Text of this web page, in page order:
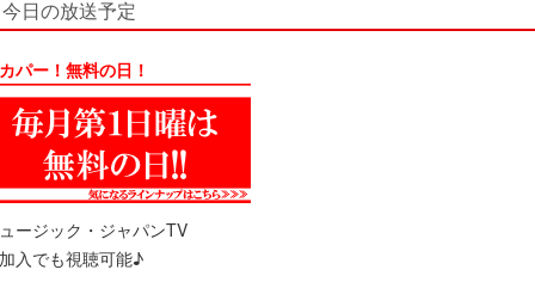
今日の放送予定
パー！無料の日！
ージック・ジャパンTV
入でも視聴可能♪